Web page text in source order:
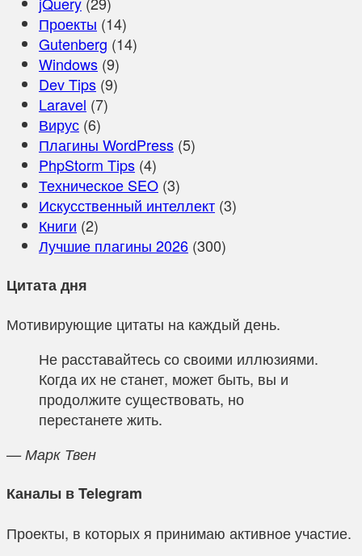
Проекты (14)
Gutenberg (14)
Windows (9)
Dev Tips (9)
Laravel (7)
Вирус (6)
Плагины WordPress (5)
PhpStorm Tips (4)
Техническое SEO (3)
Искусственный интеллект (3)
Книги (2)
Лучшие плагины 2026 (300)
Цитата дня
Мотивирующие цитаты на каждый день.
Не расставайтесь со своими иллюзиями.
Когда их не станет, может быть, вы и
продолжите существовать, но
перестанете жить.
— Марк Твен
Каналы в Telegram
Проекты, в которых я принимаю активное участие.